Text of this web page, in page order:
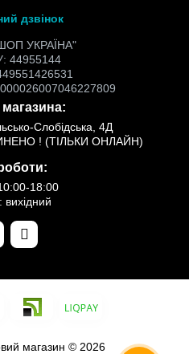
дзвінок
УКРАЇНА"
44955144
Слобідська, 4Д
! (ТІЛЬКИ ОНЛАЙН)
18:00
магазин © 2026